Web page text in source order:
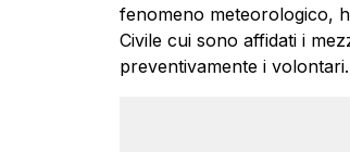
fenomeno meteorologico,
Civile cui sono affidati i
preventivamente i volontari.